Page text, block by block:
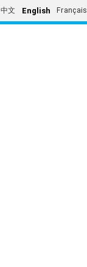
中文 English Français